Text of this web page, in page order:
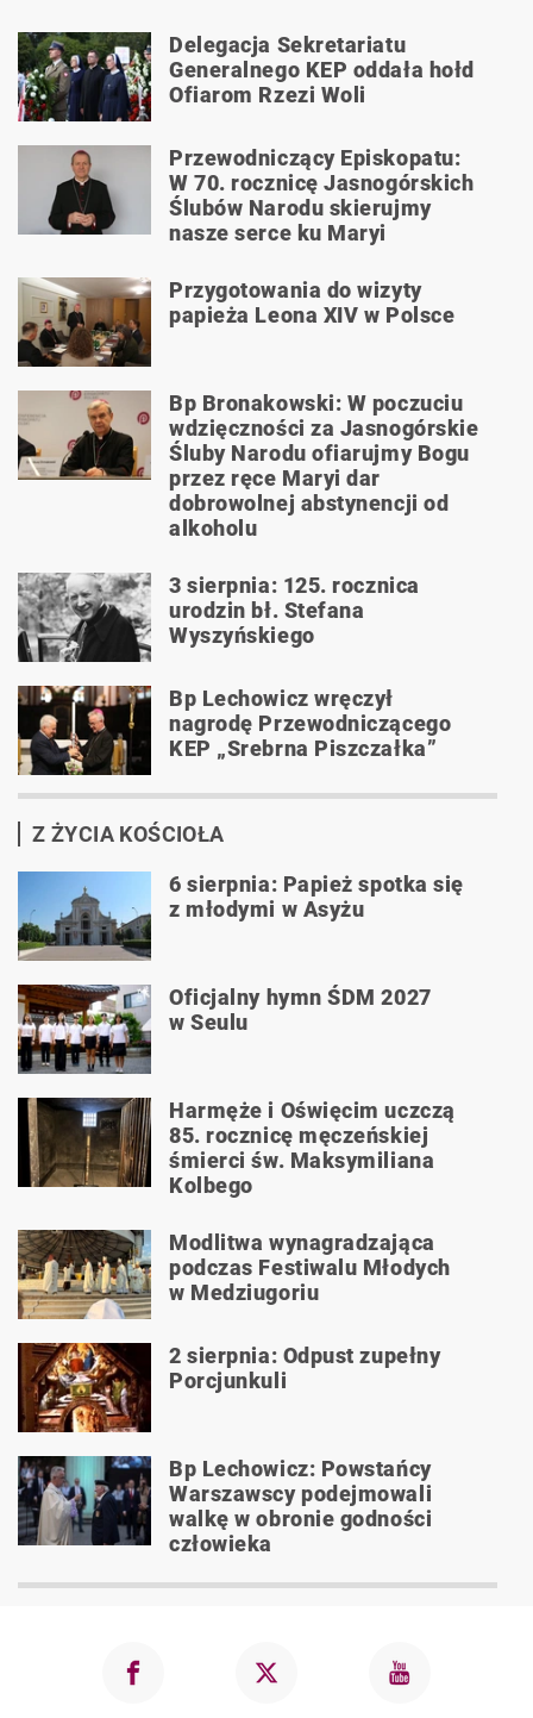
Delegacja Sekretariatu
Generalnego KEP oddała hołd
Ofiarom Rzezi Woli
Przewodniczący Episkopatu:
W 70. rocznicę Jasnogórskich
Ślubów Narodu skierujmy
nasze serce ku Maryi
Przygotowania do wizyty
papieża Leona XIV w Polsce
Bp Bronakowski: W poczuciu
wdzięczności za Jasnogórskie
Śluby Narodu ofiarujmy Bogu
przez ręce Maryi dar
dobrowolnej abstynencji od
alkoholu
3 sierpnia: 125. rocznica
urodzin bł. Stefana
Wyszyńskiego
Bp Lechowicz wręczył
nagrodę Przewodniczącego
KEP „Srebrna Piszczałka”
Z ŻYCIA KOŚCIOŁA
6 sierpnia: Papież spotka się
z młodymi w Asyżu
Oficjalny hymn ŚDM 2027
w Seulu
Harmęże i Oświęcim uczczą
85. rocznicę męczeńskiej
śmierci św. Maksymiliana
Kolbego
Modlitwa wynagradzająca
podczas Festiwalu Młodych
w Medziugoriu
2 sierpnia: Odpust zupełny
Porcjunkuli
Bp Lechowicz: Powstańcy
Warszawscy podejmowali
walkę w obronie godności
człowieka